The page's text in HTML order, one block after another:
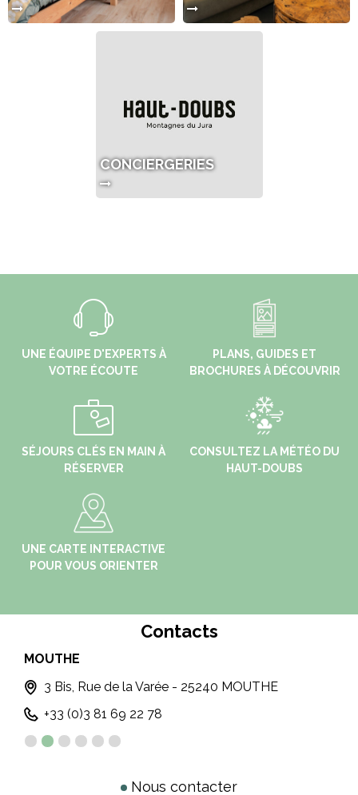
CONCIERGERIES
UNE ÉQUIPE D'EXPERTS À
VOTRE ÉCOUTE
PLANS, GUIDES ET
BROCHURES À DÉCOUVRIR
SÉJOURS CLÉS EN MAIN À
RÉSERVER
CONSULTEZ LA MÉTÉO DU
HAUT-DOUBS
UNE CARTE INTERACTIVE
POUR VOUS ORIENTER
Contacts
MOUTHE
3 Bis, Rue de la Varée - 25240 MOUTHE
+33 (0)3 81 69 22 78
Nous contacter